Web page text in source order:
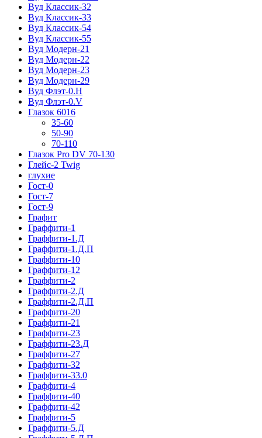
Вуд Классик-32
Вуд Классик-33
Вуд Классик-54
Вуд Классик-55
Вуд Модерн-21
Вуд Модерн-22
Вуд Модерн-23
Вуд Модерн-29
Вуд Флэт-0.H
Вуд Флэт-0.V
Глазок 6016
35-60
50-90
70-110
Глазок Pro DV 70-130
Глейс-2 Twig
глухие
Гост-0
Гост-7
Гост-9
Графит
Граффити-1
Граффити-1.Д
Граффити-1.Д.П
Граффити-10
Граффити-12
Граффити-2
Граффити-2.Д
Граффити-2.Д.П
Граффити-20
Граффити-21
Граффити-23
Граффити-23.Д
Граффити-27
Граффити-32
Граффити-33.0
Граффити-4
Граффити-40
Граффити-42
Граффити-5
Граффити-5.Д